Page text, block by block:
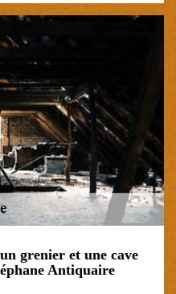
grenier et une cave
Antiquaire